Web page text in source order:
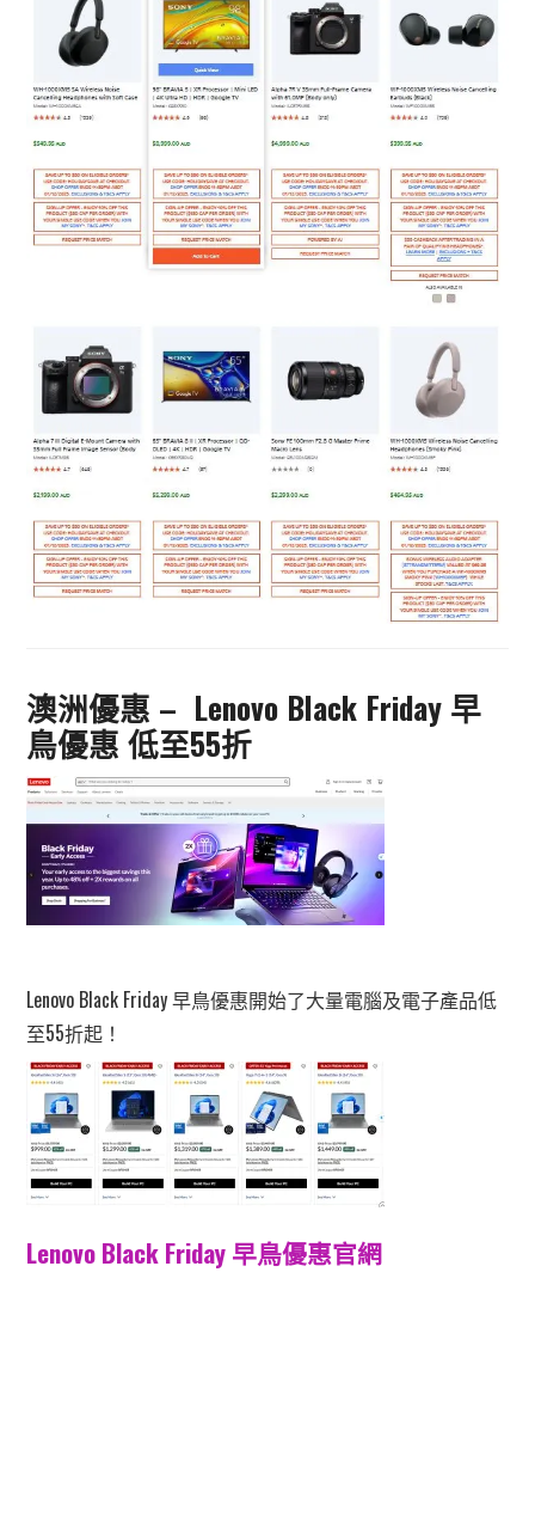
澳洲優惠 – Lenovo Black Friday 早
鳥優惠 低至55折
Lenovo Black Friday 早鳥優惠開始了大量電腦及電子產品低
至55折起！
Lenovo Black Friday 早鳥優惠官網